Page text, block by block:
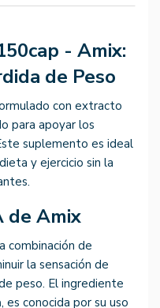
- Amix:
de Peso
con extracto
para apoyar los
suplemento es ideal
y ejercicio sin la
de Amix
combinación de
la sensación de
peso. El ingrediente
, es conocida por su uso